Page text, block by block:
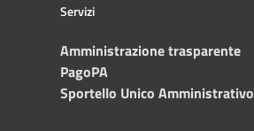
Servizi
Amministrazione trasparente
PagoPA
Sportello Unico Amministrativo